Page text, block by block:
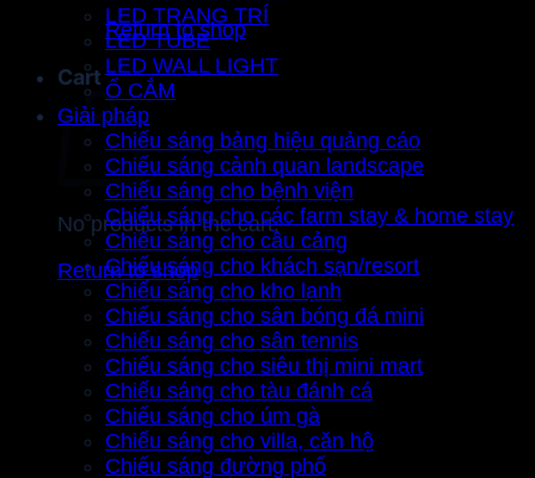
Return to shop
Cart
No products in the cart.
Return to shop
LED TRANG TRÍ
LED TUBE
LED WALL LIGHT
Ổ CẮM
Giải pháp
Chiếu sáng bảng hiệu quảng cáo
Chiếu sáng cảnh quan landscape
Chiếu sáng cho bệnh viện
Chiếu sáng cho các farm stay & home stay
Chiếu sáng cho cầu cảng
Chiếu sáng cho khách sạn/resort
Chiếu sáng cho kho lạnh
Chiếu sáng cho sân bóng đá mini
Chiếu sáng cho sân tennis
Chiếu sáng cho siêu thị mini mart
Chiếu sáng cho tàu đánh cá
Chiếu sáng cho úm gà
Chiếu sáng cho villa, căn hộ
Chiếu sáng đường phố